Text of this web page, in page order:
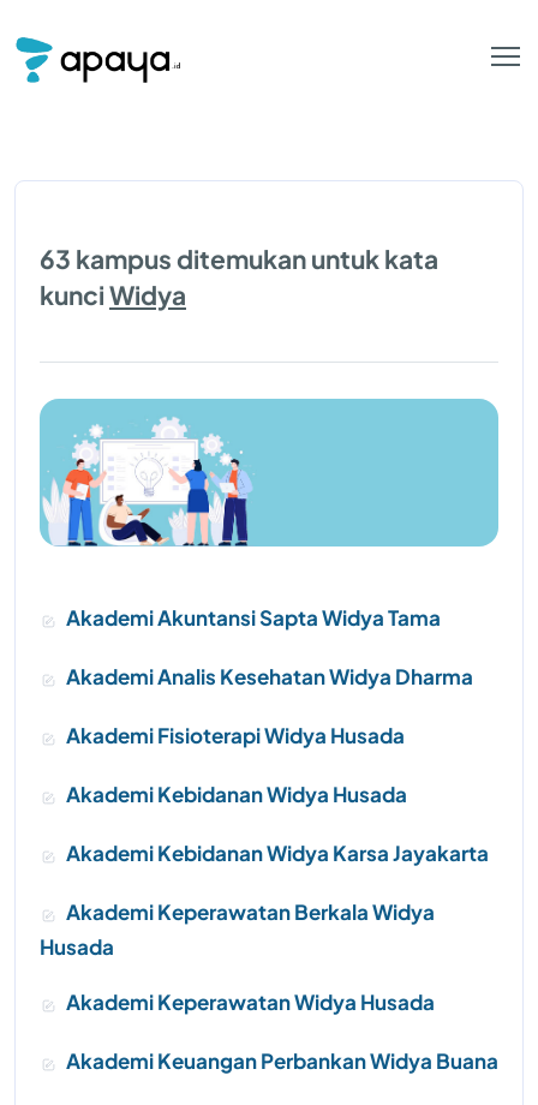
63 kampus ditemukan untuk kata
kunciWidya
Akademi Akuntansi Sapta Widya Tama
Akademi Analis Kesehatan Widya Dharma
Akademi Fisioterapi Widya Husada
Akademi Kebidanan Widya Husada
Akademi Kebidanan Widya Karsa Jayakarta
Akademi Keperawatan Berkala Widya
Husada
Akademi Keperawatan Widya Husada
Akademi Keuangan Perbankan Widya Buana